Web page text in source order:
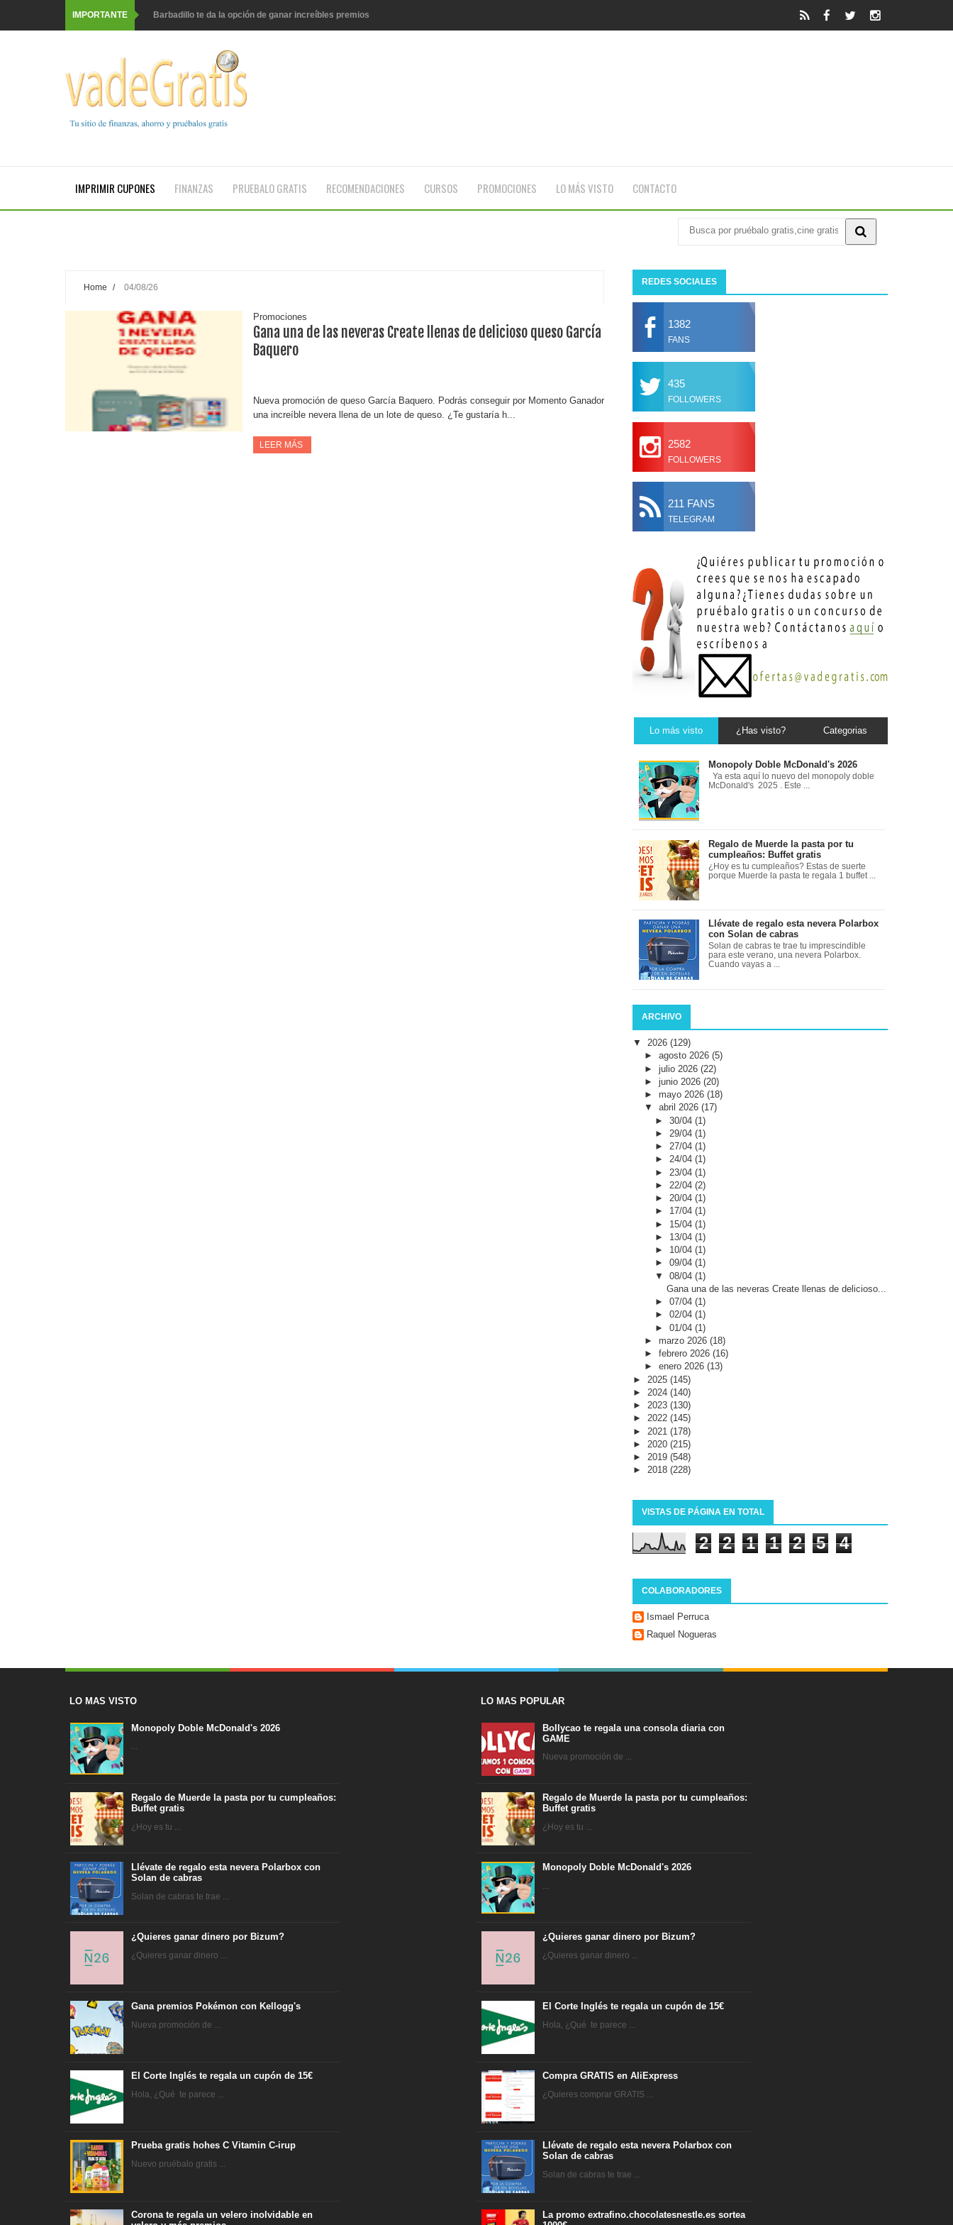
IMPORTANTE
Barbadillo te da la opción de ganar increíbles premios
Prueba gratis Maison Perrier France
Gana premios Pokémon con Kellogg's
Date el gustazo con Grefusa y gana un patinete con casco
IMPRIMIR CUPONES FINANZAS PRUEBALO GRATIS RECOMENDACIONES CURSOS PROMOCIONES LO MÁS VISTO CONTACTO
Home / 04/08/26
Promociones
Gana una de las neveras Create llenas de delicioso queso García
Baquero
Nueva promoción de queso García Baquero. Podrás conseguir por Momento Ganador
una increíble nevera llena de un lote de queso. ¿Te gustaría h...
LEER MÁS
REDES SOCIALES
1382
FANS
435
FOLLOWERS
2582
FOLLOWERS
211 FANS
TELEGRAM
Lo más visto ¿Has visto? Categorias
Monopoly Doble McDonald's 2026
Ya esta aquí lo nuevo del monopoly doble
McDonald's 2025 . Este ...
Regalo de Muerde la pasta por tu
cumpleaños: Buffet gratis
¿Hoy es tu cumpleaños? Estas de suerte
porque Muerde la pasta te regala 1 buffet ...
Llévate de regalo esta nevera Polarbox
con Solan de cabras
Solan de cabras te trae tu imprescindible
para este verano, una nevera Polarbox.
Cuando vayas a ...
ARCHIVO
▼ 2026 (129)
► agosto 2026 (5)
► julio 2026 (22)
► junio 2026 (20)
► mayo 2026 (18)
▼ abril 2026 (17)
►30/04(1)
► 29/04(1)
►27/04(1)
►24/04(1)
► 23/04(1)
► 22/04(2)
►20/04(1)
► 17/04(1)
► 15/04(1)
► 13/04(1)
► 10/04(1)
►09/04(1)
▼08/04(1)
Gana una de las neveras Create llenas de delicioso...
►07/04(1)
►02/04(1)
►01/04(1)
► marzo 2026 (18)
► febrero 2026 (16)
► enero 2026 (13)
► 2025 (145)
► 2024 (140)
► 2023 (130)
► 2022 (145)
► 2021 (178)
► 2020 (215)
► 2019 (548)
► 2018 (228)
VISTAS DE PÁGINA EN TOTAL
2 2 1 1 2 5 4
COLABORADORES
Ismael Perruca
Raquel Nogueras
LO MAS VISTO
Monopoly Doble McDonald's 2026
...
Regalo de Muerde la pasta por tu cumpleaños:
Buffet gratis
¿Hoy es tu ...
Llévate de regalo esta nevera Polarbox con
Solan de cabras
Solan de cabras te trae ...
¿Quieres ganar dinero por Bizum?
¿Quieres ganar dinero ...
Gana premios Pokémon con Kellogg's
Nueva promoción de ...
El Corte Inglés te regala un cupón de 15€
Hola, ¿Qué te parece ...
Prueba gratis hohes C Vitamin C-irup
Nuevo pruébalo gratis ...
Corona te regala un velero inolvidable en
LO MAS POPULAR
Bollycao te regala una consola diaria con
GAME
Nueva promoción de ...
Regalo de Muerde la pasta por tu cumpleaños:
Buffet gratis
¿Hoy es tu ...
Monopoly Doble McDonald's 2026
¿Quieres ganar dinero por Bizum?
¿Quieres ganar dinero ...
El Corte Inglés te regala un cupón de 15€
Hola, ¿Qué te parece ...
Compra GRATIS en AliExpress
¿Quieres comprar GRATIS ...
Llévate de regalo esta nevera Polarbox con
Solan de cabras
Solan de cabras te trae ...
La promo extrafino.chocolatesnestle.es sortea